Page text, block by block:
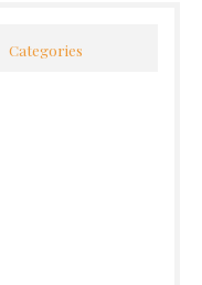
Categories